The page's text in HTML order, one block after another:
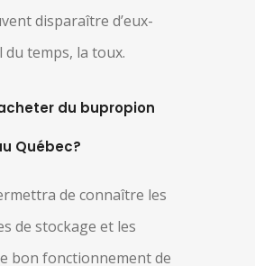
disparaître d’eux-
du temps, la toux.
du bupropion
Québec?
de connaître les
de stockage et les
bon fonctionnement de